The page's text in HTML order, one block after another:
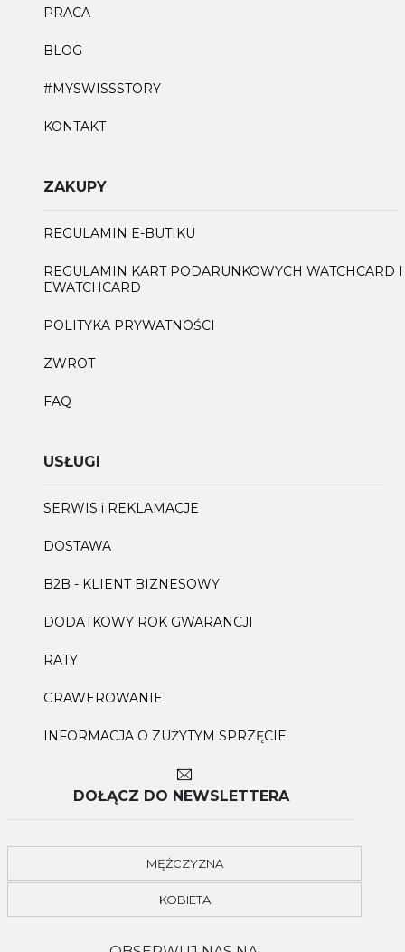
PRACA
BLOG
#MYSWISSSTORY
KONTAKT
ZAKUPY
REGULAMIN E-BUTIKU
REGULAMIN KART PODARUNKOWYCH WATCHCARD I
EWATCHCARD
POLITYKA PRYWATNOŚCI
ZWROT
FAQ
USŁUGI
SERWIS i REKLAMACJE
DOSTAWA
B2B - KLIENT BIZNESOWY
DODATKOWY ROK GWARANCJI
RATY
GRAWEROWANIE
INFORMACJA O ZUŻYTYM SPRZĘCIE
DOŁĄCZ DO NEWSLETTERA
MĘŻCZYZNA
KOBIETA